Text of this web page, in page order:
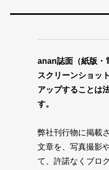
anan誌面（紙版・
スクリーンショッ
アップすることは
す。
弊社刊行物に掲載
文章を、写真撮影
て、許諾なくブロ